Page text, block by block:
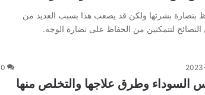
بنضارة بشرتها ولكن قد يصعب هذا بسبب العديد من
لتتمكنين من الحفاظ على نضارة الوجه.
0
السوداء وطرق علاجها والتخلص منها